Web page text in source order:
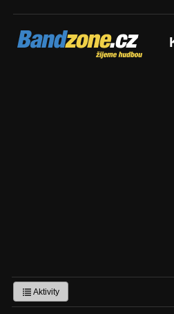
Bandzone.cz
žijeme hudbou
Aktivity